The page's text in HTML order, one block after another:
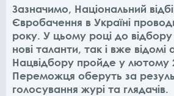
Зазначимо, Національний
Євробачення в Україні
року. У цьому році до
нові таланти, так і вже відомі
Нацвідбору пройде у лютому
Переможця оберуть за
голосування журі та глядачів.